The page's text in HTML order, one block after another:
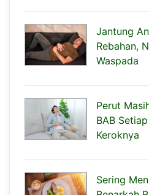
Jantung
Rebahan,
Waspada
Perut
BAB
Keroknya
Sering